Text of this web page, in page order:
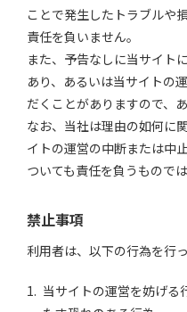
ことで発生したトラブルや
責任を負いません。
また、予告なしに当サイト
あり、あるいは当サイトの
だくことがありますので、
なお、当社は理由の如何に
イトの運営の中断または中
ついても責任を負うもので
禁止事項
利用者は、以下の行為を行
当サイトの運営を妨げる